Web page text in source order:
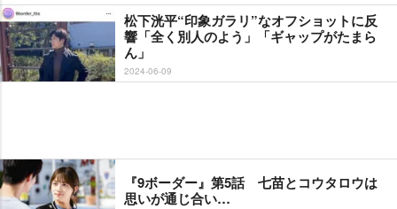
松下洸平“印象ガラリ”なオフショットに反
響「全く別人のよう」「ギャップがたまら
ん」
2024-06-09
『9ボーダー』第5話 七苗とコウタロウは
思いが通じ合い…